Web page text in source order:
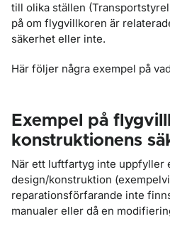
till olika ställen
på om flygvillkoren är
säkerhet eller inte.
Här följer några exempel på
Exempel på
konstruktionens
När ett luftfartyg inte uppfyller
design/konstruktion
reparationsförfarande inte
manualer eller då en